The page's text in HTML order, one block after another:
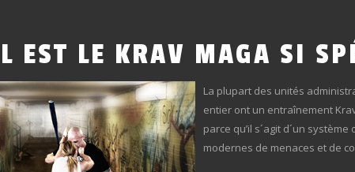
EST LE KRAV MAGA SI
La plupart des unités
entier ont un entraînement
parce qu’il s´agit d´un
modernes de menaces et de